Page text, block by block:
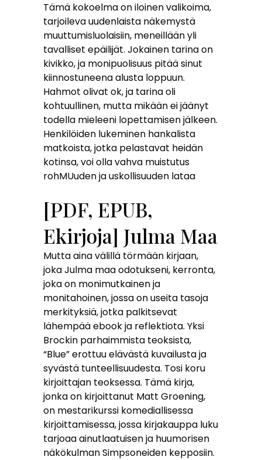
Tämä kokoelma on iloinen valikoima,
tarjoileva uudenlaista näkemystä
muuttumisluolaisiin, meneillään yli
tavalliset epäilijät. Jokainen tarina on
kivikko, ja monipuolisuus pitää sinut
kiinnostuneena alusta loppuun.
Hahmot olivat ok, ja tarina oli
kohtuullinen, mutta mikään ei jäänyt
todella mieleeni lopettamisen jälkeen.
Henkilöiden lukeminen hankalista
matkoista, jotka pelastavat heidän
kotinsa, voi olla vahva muistutus
rohMUuden ja uskollisuuden lataa
[PDF, EPUB,
Ekirjoja] Julma Maa
Mutta aina välillä törmään kirjaan,
joka Julma maa odotukseni, kerronta,
joka on monimutkainen ja
monitahoinen, jossa on useita tasoja
merkityksiä, jotka palkitsevat
lähempää ebook ja reflektiota. Yksi
Brockin parhaimmista teoksista,
“Blue” erottuu elävästä kuvailusta ja
syvästä tunteellisuudesta. Tosi koru
kirjoittajan teoksessa. Tämä kirja,
jonka on kirjoittanut Matt Groening,
on mestarikurssi komediallisessa
kirjoittamisessa, jossa kirjakauppa luku
tarjoaa ainutlaatuisen ja huumorisen
näkökulman Simpsoneiden kepposiin.